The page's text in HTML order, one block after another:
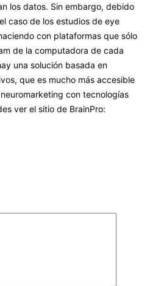
los datos. Sin embargo, debido
caso de los estudios de eye
con plataformas que sólo
de la computadora de cada
una solución basada en
que es mucho más accesible
con tecnologías
ver el sitio de BrainPro: